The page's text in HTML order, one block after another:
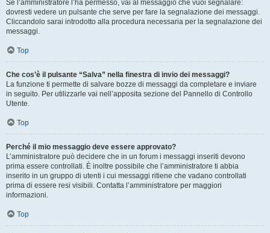
Se l’amministratore l’ha permesso, vai al messaggio che vuoi segnalare:
dovresti vedere un pulsante che serve per fare la segnalazione dei messaggi.
Cliccandolo sarai introdotto alla procedura necessaria per la segnalazione dei
messaggi.
Top
Che cos’è il pulsante “Salva” nella finestra di invio dei messaggi?
La funzione ti permette di salvare bozze di messaggi da completare e inviare
in seguito. Per utilizzarle vai nell’apposita sezione del Pannello di Controllo
Utente.
Top
Perché il mio messaggio deve essere approvato?
L’amministratore può decidere che in un forum i messaggi inseriti devono
prima essere controllati. È inoltre possibile che l’amministratore ti abbia
inserito in un gruppo di utenti i cui messaggi ritiene che vadano controllati
prima di essere resi visibili. Contatta l’amministratore per maggiori
informazioni.
Top